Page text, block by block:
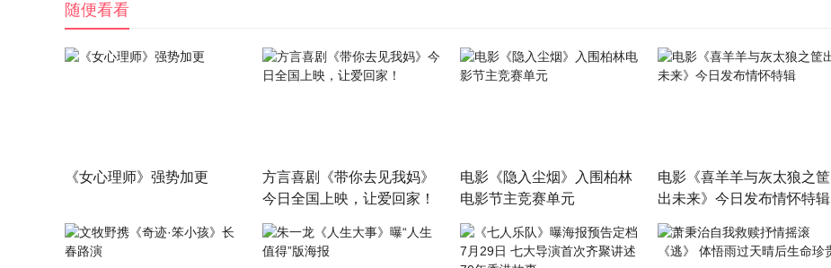
随便看看
《女心理师》强势加更
方言喜剧《带你去见我妈》
今日全国上映，让爱回家！
电影《隐入尘烟》入围柏林
电影节主竞赛单元
电影《喜羊羊与灰太狼之筐
出未来》今日发布情怀特辑